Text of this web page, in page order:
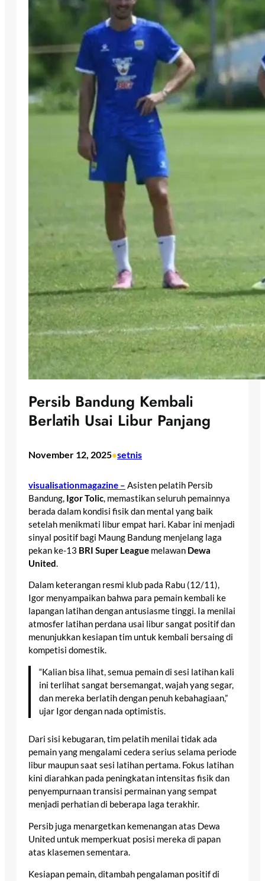
Persib Bandung Kembali
Berlatih Usai Libur Panjang
November 12, 2025•setnis
visualisationmagazine – Asisten pelatih Persib
Bandung, Igor Tolic, memastikan seluruh pemainnya
berada dalam kondisi fisik dan mental yang baik
setelah menikmati libur empat hari. Kabar ini menjadi
sinyal positif bagi Maung Bandung menjelang laga
pekan ke-13 BRI Super League melawan Dewa
United.
Dalam keterangan resmi klub pada Rabu (12/11),
Igor menyampaikan bahwa para pemain kembali ke
lapangan latihan dengan antusiasme tinggi. Ia menilai
atmosfer latihan perdana usai libur sangat positif dan
menunjukkan kesiapan tim untuk kembali bersaing di
kompetisi domestik.
“Kalian bisa lihat, semua pemain di sesi latihan kali
ini terlihat sangat bersemangat, wajah yang segar,
dan mereka berlatih dengan penuh kebahagiaan,”
ujar Igor dengan nada optimistis.
Dari sisi kebugaran, tim pelatih menilai tidak ada
pemain yang mengalami cedera serius selama periode
libur maupun saat sesi latihan pertama. Fokus latihan
kini diarahkan pada peningkatan intensitas fisik dan
penyempurnaan transisi permainan yang sempat
menjadi perhatian di beberapa laga terakhir.
Persib juga menargetkan kemenangan atas Dewa
United untuk memperkuat posisi mereka di papan
atas klasemen sementara.
Kesiapan pemain, ditambah pengalaman positif di